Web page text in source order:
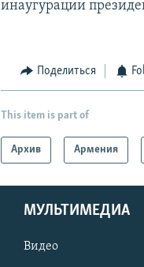
инаугурации
Поделиться
This item is part of
Архив Армения
МУЛЬТИМЕДИА
Видео